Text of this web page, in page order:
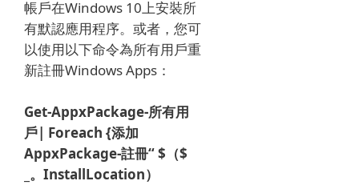
帳戶在Windows 10上安裝所
有默認應用程序。 或者，您可
以使用以下命令為所有用戶重
新註冊Windows Apps：
Get-AppxPackage-所有用
戶| Foreach {添加
AppxPackage-註冊“ $（$
_。InstallLocation）